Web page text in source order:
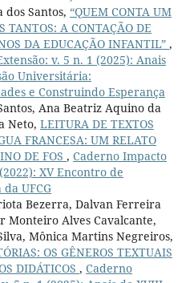
dos Santos, “QUEM CONTA UM
TANTOS: A CONTAÇÃO DE
DA EDUCAÇÃO INFANTIL” ,
v. 5 n. 1 (2025): Anais
Universitária:
e Construindo Esperança
Ana Beatriz Aquino da
Neto, LEITURA DE TEXTOS
FRANCESA: UM RELATO
DE FOS , Caderno Impacto
XV Encontro de
UFCG
Bezerra, Dalvan Ferreira
Monteiro Alves Cavalcante,
Mônica Martins Negreiros,
OS GÊNEROS TEXTUAIS
DIDÁTICOS , Caderno